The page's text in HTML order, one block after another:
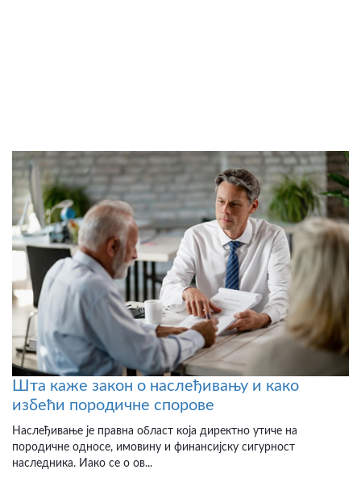
Шта каже закон о наслеђивању и како
избећи породичне спорове
Наслеђивање је правна област која директно утиче на
породичне односе, имовину и финансијску сигурност
наследника. Иако се о ов...